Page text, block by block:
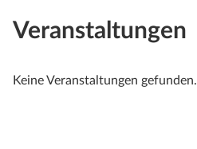
Veranstaltungen
Keine Veranstaltungen gefunden.